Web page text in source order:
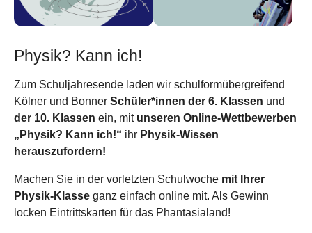
Physik? Kann ich!
Zum Schuljahresende laden wir schulformübergreifend
Kölner und Bonner Schüler*innen der 6. Klassen und
der 10. Klassen ein, mit unseren Online-Wettbewerben
„Physik? Kann ich!“ ihr Physik-Wissen
herauszufordern!
Machen Sie in der vorletzten Schulwoche mit Ihrer
Physik-Klasse ganz einfach online mit. Als Gewinn
locken Eintrittskarten für das Phantasialand!